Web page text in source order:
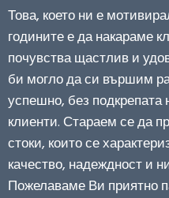
Това, което ни е
годините е да накараме
почувства щастлив и
би могло да си вършим
успешно, без подкрепата
клиенти. Стараем се да
стоки, които се
качество, надеждност и
Пожелаваме Ви приятно